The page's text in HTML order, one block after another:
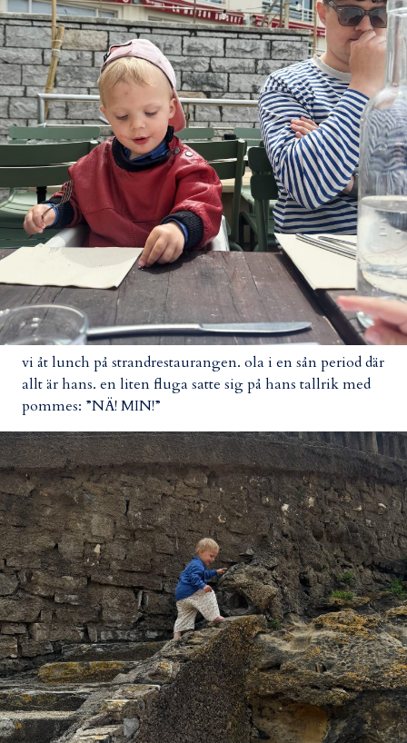
vi åt lunch på strandrestaurangen. ola i en sån period där
allt är hans. en liten fluga satte sig på hans tallrik med
pommes: ”NÄ! MIN!”